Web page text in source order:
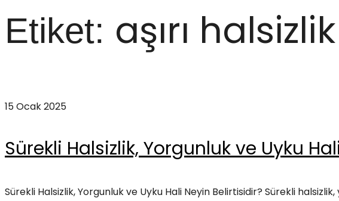
Etiket: aşırı halsizlik
15 Ocak 2025
Sürekli Halsizlik, Yorgunluk ve Uyku
Sürekli Halsizlik, Yorgunluk ve Uyku Hali Neyin Belirtisidir? Sürekli